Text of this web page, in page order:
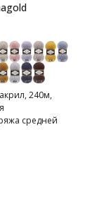
240м,
средней